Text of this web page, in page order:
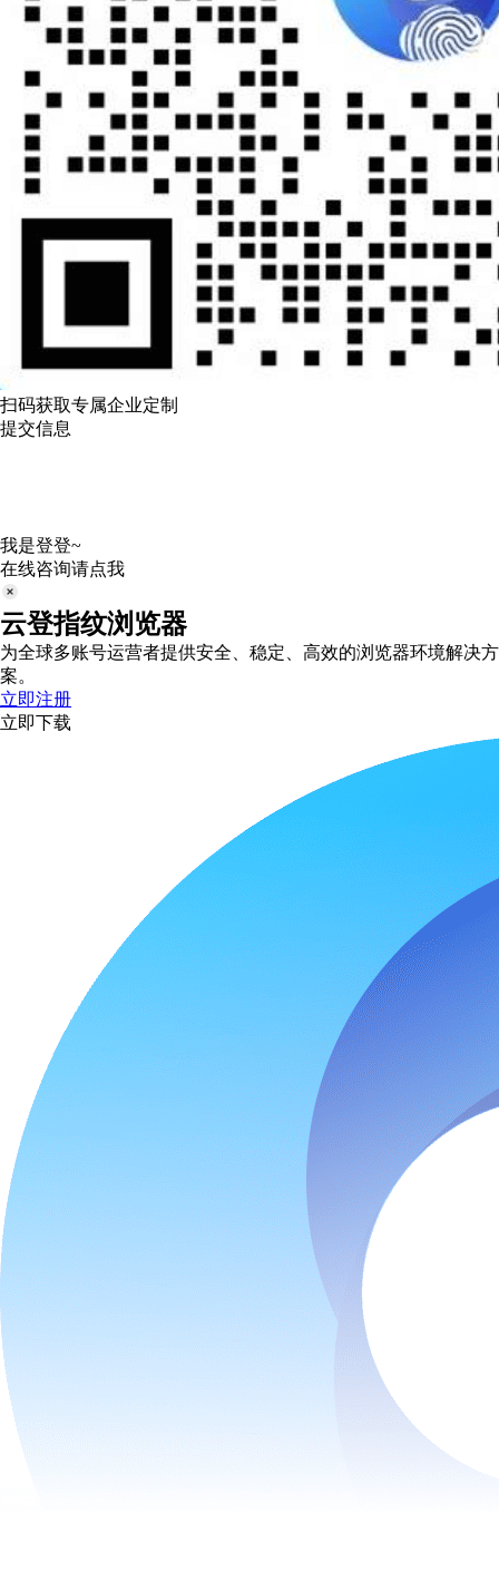
扫码获取专属企业定制
提交信息
我是登登~
在线咨询请点我
云登指纹浏览器
为全球多账号运营者提供安全、稳定、高效的浏览器环境解决方
案。
立即注册
立即下载